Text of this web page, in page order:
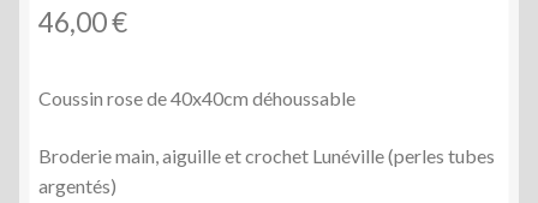
46,00€
Coussin rose de 40x40cm déhoussable
Broderie main, aiguille et crochet Lunéville (perles tubes
argentés)